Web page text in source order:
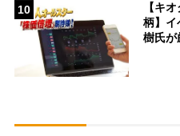
10
【キ
柄】イ
樹氏